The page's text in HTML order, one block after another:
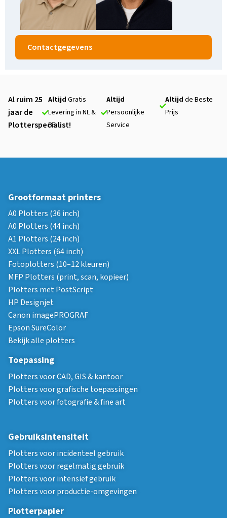
Contactgegevens
Al ruim 25
jaar de
Plotterspecialist!
Altijd Gratis
Levering in NL &
BE
Altijd
Persoonlijke
Service
Altijdde Beste
Prijs
Grootformaat printers
A0 Plotters (36 inch)
A0 Plotters (44 inch)
A1 Plotters (24 inch)
XXL Plotters (64 inch)
Fotoplotters (10–12 kleuren)
MFP Plotters (print, scan, kopieer)
Plotters met PostScript
HP Designjet
Canon imagePROGRAF
Epson SureColor
Bekijk alle plotters
Toepassing
Plotters voor CAD, GIS & kantoor
Plotters voor grafische toepassingen
Plotters voor fotografie & fine art
Gebruiksintensiteit
Plotters voor incidenteel gebruik
Plotters voor regelmatig gebruik
Plotters voor intensief gebruik
Plotters voor productie-omgevingen
Plotterpapier